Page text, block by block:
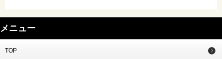
メニュー
TOP